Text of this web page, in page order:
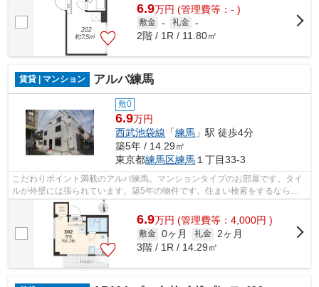
6.9万円 (管理費等：- )
敷金 - 礼金 -
2階 / 1R / 11.80㎡
賃貸 | マンション アルバ練馬
敷0
6.9万円
西武池袋線 「練馬 」駅 徒歩4分
築5年 / 14.29㎡
東京都練馬区練馬 １丁目33-3
こだわりポイント満載のアルバ練馬。マンションタイプのお部屋です。タイ
ルが外壁には張られています。築5年の物件です。住まい検索をするなら、
練馬区が如何でしょうか。ユニホー大泉...
6.9万円 (管理費等：4,000円 )
敷金 0ヶ月 礼金 2ヶ月
3階 / 1R / 14.29㎡